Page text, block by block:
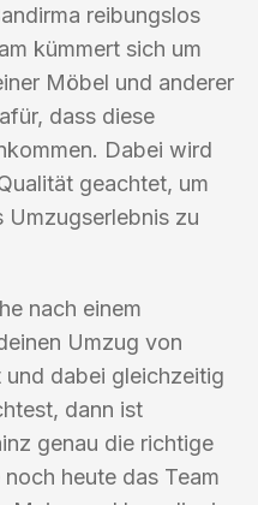
reibungslos
kümmert sich um
Möbel und anderer
dass diese
Dabei wird
geachtet, um
Umzugserlebnis zu
nach einem
Umzug von
dabei gleichzeitig
dann ist
genau die richtige
heute das Team